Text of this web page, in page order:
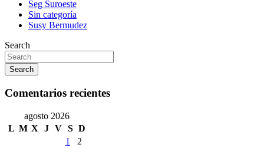
Seg Suroeste
Sin categoría
Susy Bermudez
Search
Search
Comentarios recientes
agosto 2026
L M X J V S D
1
2